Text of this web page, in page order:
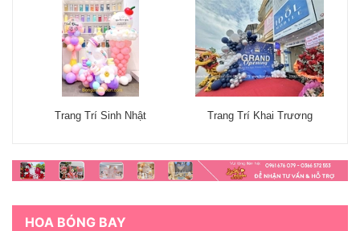
Trang Trí Sinh Nhật Trang Trí Khai Trương
HOA BÓNG BAY